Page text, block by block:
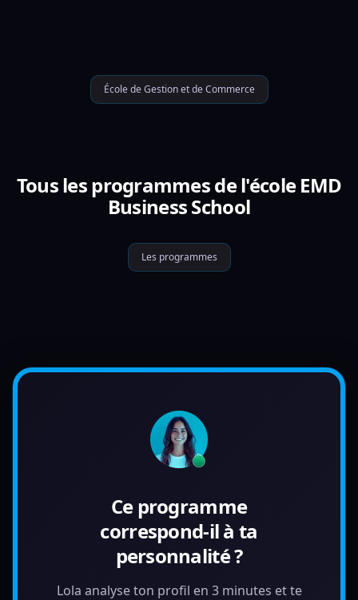
École de Gestion et de Commerce
Tous les programmes de l'école EMD
Business School
Les programmes
Ce programme
correspond-il à ta
personnalité ?
Lola analyse ton profil en 3 minutes et te